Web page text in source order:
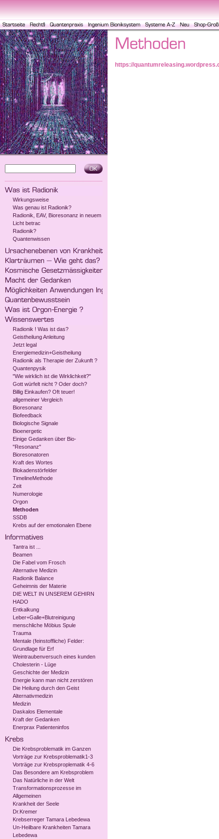
Wirkungsweise
Was genau ist Radionik?
Radionik, EAV, Bioresonanz in neuem
Licht betrac
Radionik?
Quantenwissen
Radionik ! Was ist das?
Geistheilung Anleitung
Jetzt legal
Energiemedizin+Geistheilung
Radionik als Therapie der Zukunft ?
Quantenpysik
"Wie wirklich ist die Wirklichkeit?"
Gott würfelt nicht ? Oder doch?
Billig Einkaufen? Oft teuer!
allgemeiner Vergleich
Bioresonanz
Biofeedback
Biologische Signale
Bioenergetic
Einige Gedanken über Bio-
"Resonanz"
Bioresonatoren
Kraft des Wortes
Blokadenstörfelder
TimelineMethode
Zeit
Numerologie
Orgon
Methoden
SSDB
Krebs auf der emotionalen Ebene
Tantra ist ...
Beamen
Die Fabel vom Frosch
Alternative Medizin
Radionik Balance
Geheimnis der Materie
DIE WELT IN UNSEREM GEHIRN
HADO
Entkalkung
Leber+Galle+Blutreinigung
menschliche Möbius Spule
Trauma
Mentale (feinstoffliche) Felder:
Grundlage für Erf
Weintraubenversuch eines kunden
Cholesterin - Lüge
Geschichte der Medizin
Energie kann man nicht zerstören
Die Heilung durch den Geist
Alternativmedizin
Medizin
Daskalos Elementale
Kraft der Gedanken
Enerprax Patienteninfos
Die Krebsproblematik im Ganzen
Vorträge zur Krebsproblematik1-3
Vorträge zur Krebsproplematik 4-6
Das Besondere am Krebsproblem
Das Natürliche in der Welt
Transformationsprozesse im
Allgemeinen
Krankheit der Seele
Dr.Kremer
Krebserreger Tamara Lebedewa
Un-Heilbare Krankheiten Tamara
Lebedewa
https://